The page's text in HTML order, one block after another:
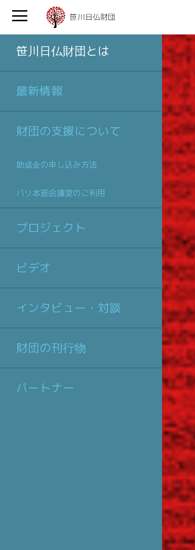
笹川日仏財団とは
最新情報
財団の支援について
助成金の申し込み方法
パリ本部会議室のご利用
プロジェクト
ビデオ
インタビュー・対談
財団の刊行物
パートナー